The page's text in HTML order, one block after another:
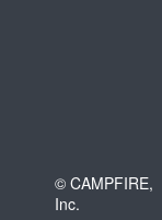
© CAMPFIRE,
Inc.